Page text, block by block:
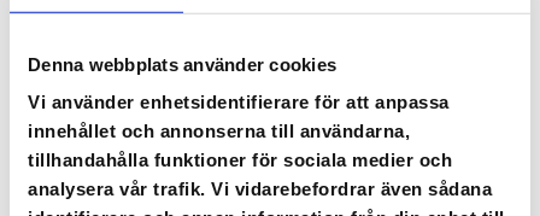
Denna webbplats använder cookies
Vi använder enhetsidentifierare för att anpassa
innehållet och annonserna till användarna,
tillhandahålla funktioner för sociala medier och
analysera vår trafik. Vi vidarebefordrar även sådana
Utbildare
Utbildningsportal